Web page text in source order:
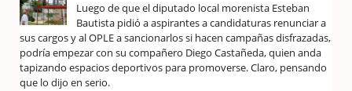
Luego de que el diputado local morenista Esteban
Bautista pidió a aspirantes a candidaturas renunciar a
sus cargos y al OPLE a sancionarlos si hacen campañas disfrazadas,
podría empezar con su compañero Diego Castañeda, quien anda
tapizando espacios deportivos para promoverse. Claro, pensando
que lo dijo en serio.